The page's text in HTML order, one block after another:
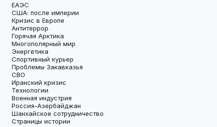
ЕАЭС
США: после империи
Кризис в Европе
Антитеррор
Горячая Арктика
Многополярный мир
Энергетика
Спортивный курьер
Проблемы Закавказья
СВО
Иранский кризис
Технологии
Военная индустрия
Россия-Азербайджан
Шанхайское сотрудничество
Страницы истории